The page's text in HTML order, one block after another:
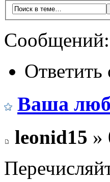
Сообщений:
Ответить
Ваша
leonid15 »